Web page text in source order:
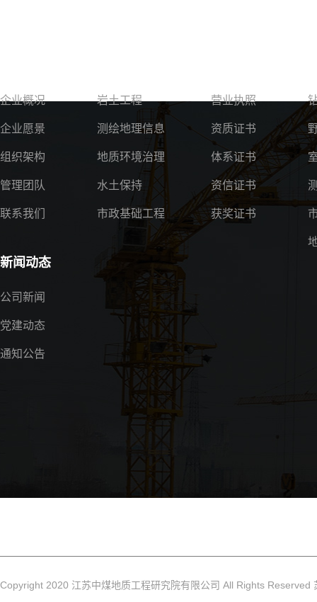
企业概况
企业愿景
组织架构
管理团队
联系我们
岩土工程
测绘地理信息
地质环境治理
水土保持
市政基础工程
营业执照
资质证书
体系证书
资信证书
获奖证书
新闻动态
公司新闻
党建动态
通知公告
Copyright 2020 江苏中煤地质工程研究院有限公司 All Rights Reserved